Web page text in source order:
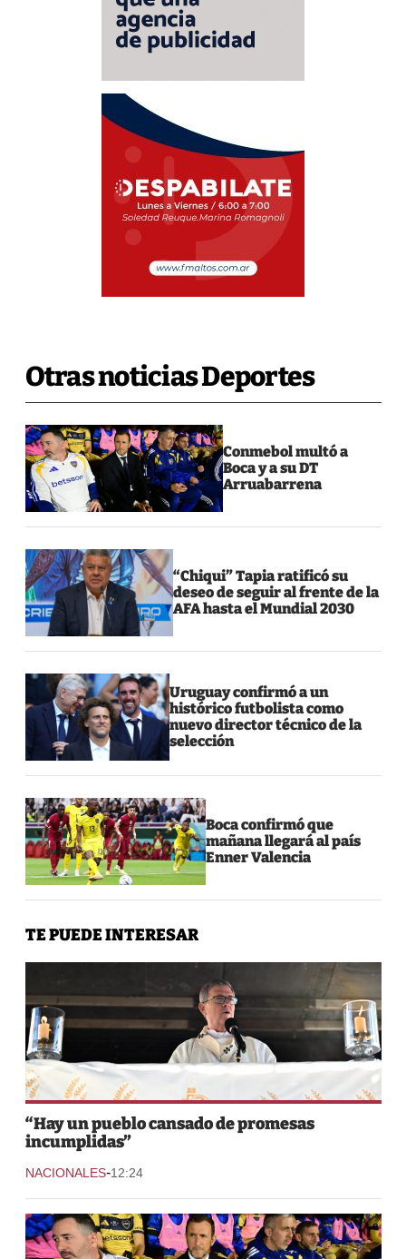
Otras noticias Deportes
Conmebol multó a
Boca y a su DT
Arruabarrena
“Chiqui” Tapia ratificó su
deseo de seguir al frente de la
AFA hasta el Mundial 2030
Uruguay confirmó a un
histórico futbolista como
nuevo director técnico de la
selección
Boca confirmó que
mañana llegará al país
Enner Valencia
TE PUEDE INTERESAR
“Hay un pueblo cansado de promesas
incumplidas”
NACIONALES-12:24